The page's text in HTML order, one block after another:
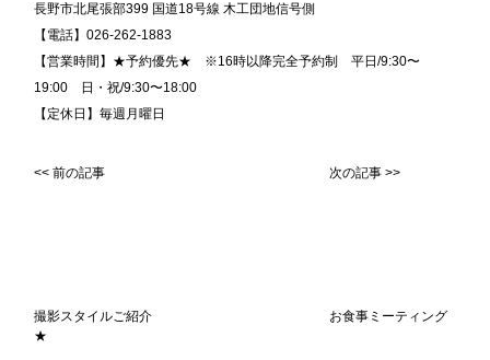
長野市北尾張部399 国道18号線 木工団地信号側
【電話】026-262-1883
【営業時間】★予約優先★ ※16時以降完全予約制 平日/9:30〜
19:00 日・祝/9:30〜18:00
【定休日】毎週月曜日
<< 前の記事
撮影スタイルご紹介
★
次の記事 >>
お食事ミーティング